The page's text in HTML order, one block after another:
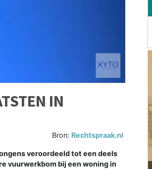
IN
Bron: Rechtspraak.nl
veroordeeld tot een deels
vuurwerkbom bij een woning in